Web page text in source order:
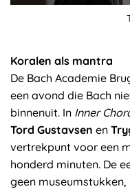
Koralen als mantra
De Bach Academie
een avond die Bach
binnenuit. In Inner
Tord Gustavsen en
vertrekpunt voor een
honderd minuten. De
geen